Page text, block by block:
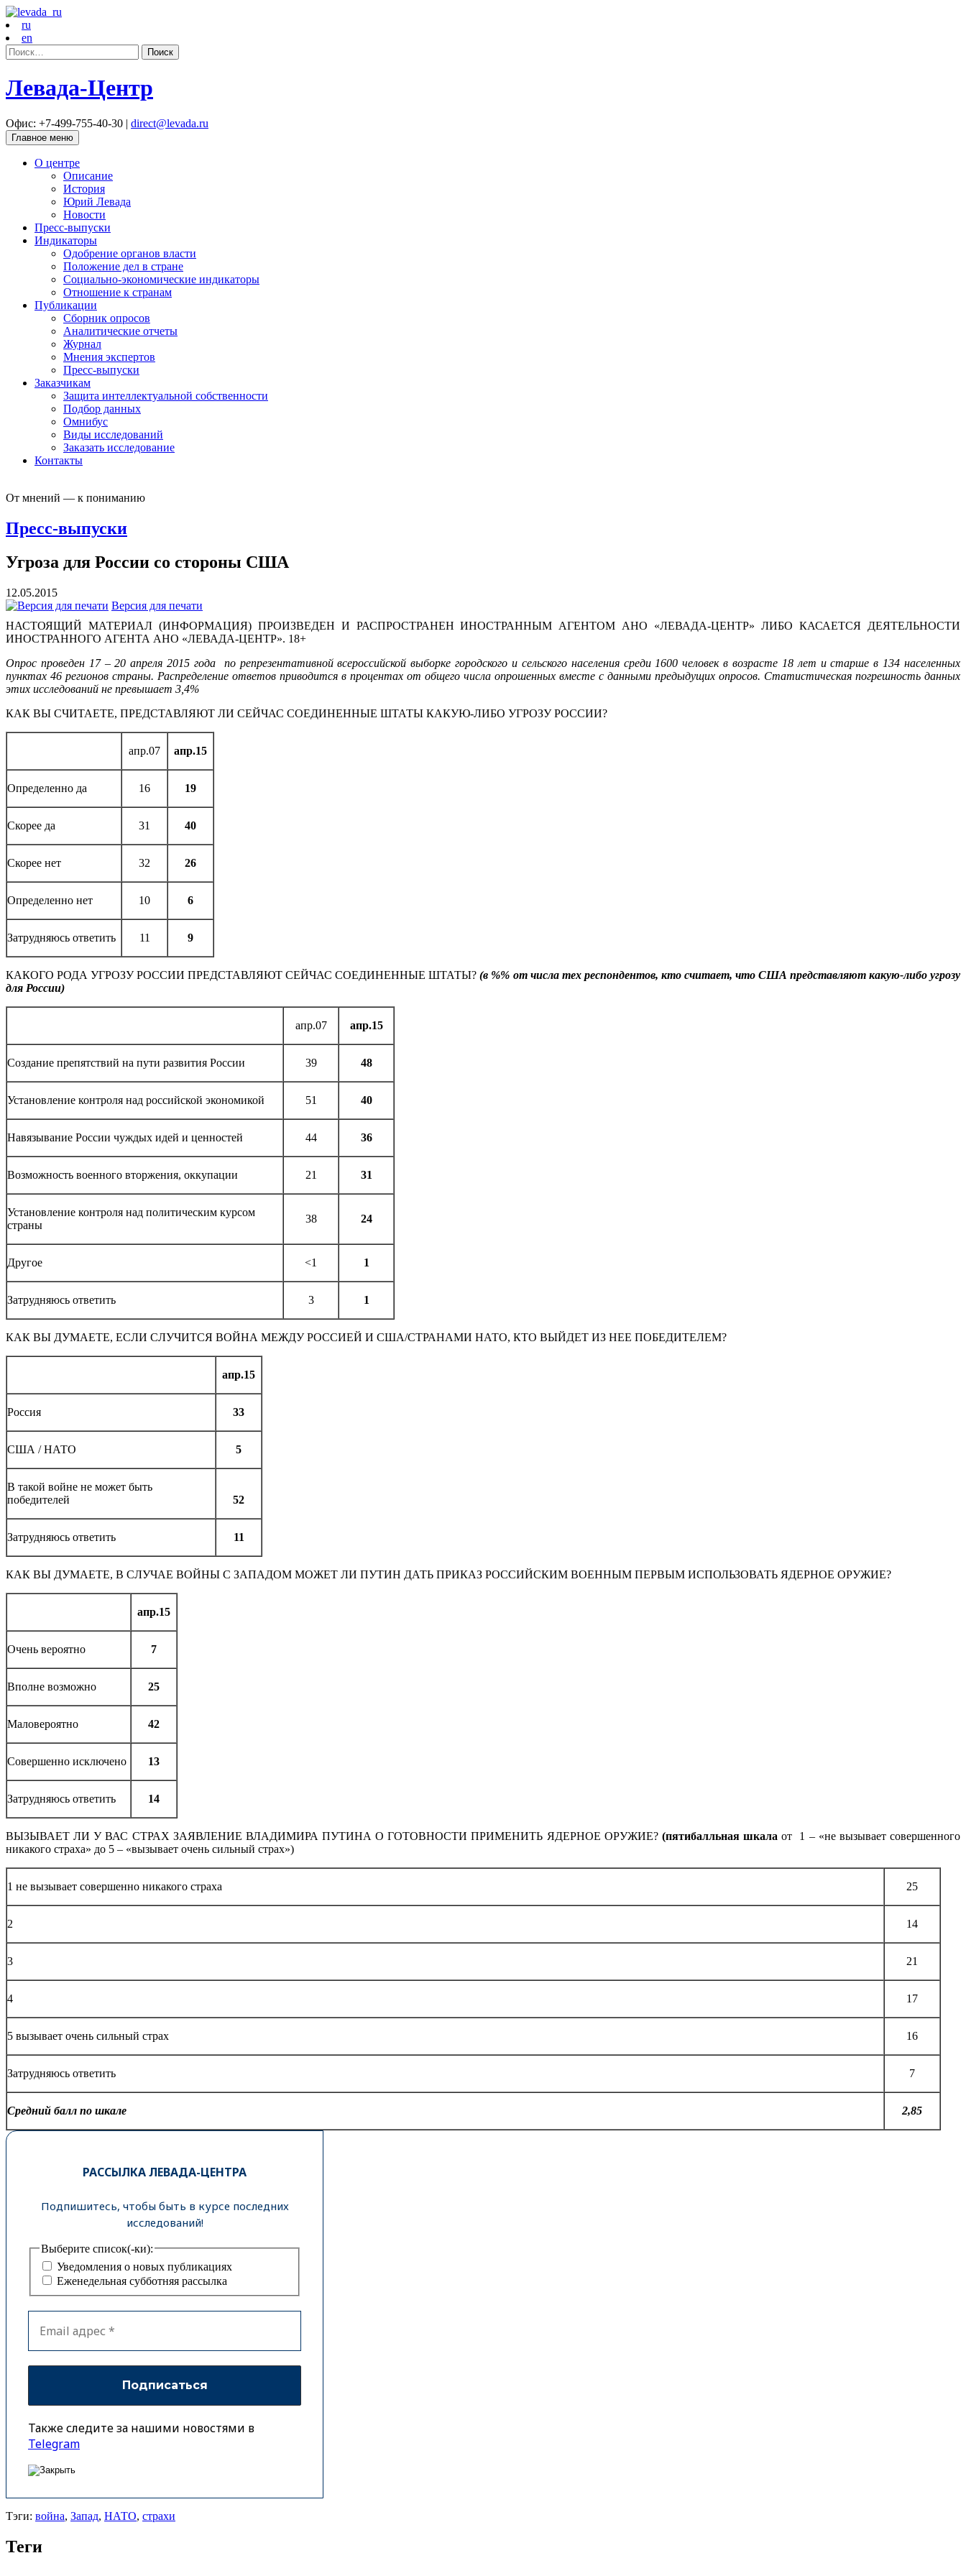
ru
en
Найти:
Левада-Центр
Офис: +7-499-755-40-30 | direct@levada.ru
Главное меню
О центре
Описание
История
Юрий Левада
Новости
Пресс-выпуски
Индикаторы
Одобрение органов власти
Положение дел в стране
Социально-экономические индикаторы
Отношение к странам
Публикации
Сборник опросов
Аналитические отчеты
Журнал
Мнения экспертов
Пресс-выпуски
Заказчикам
Защита интеллектуальной собственности
Подбор данных
Омнибус
Виды исследований
Заказать исследование
Контакты
От мнений — к пониманию
Пресс-выпуски
Угроза для России со стороны США
12.05.2015
Версия для печати
НАСТОЯЩИЙ МАТЕРИАЛ (ИНФОРМАЦИЯ) ПРОИЗВЕДЕН И РАСПРОСТРАНЕН ИНОСТРАННЫМ АГЕНТОМ АНО «ЛЕВАДА-ЦЕНТР» ЛИБО КАСАЕТСЯ ДЕЯТЕЛЬНОСТИ
ИНОСТРАННОГО АГЕНТА АНО «ЛЕВАДА-ЦЕНТР». 18+
Опрос проведен 17 – 20 апреля 2015 года по репрезентативной всероссийской выборке городского и сельского населения среди 1600 человек в возрасте 18 лет и старше в 134 населенных
пунктах 46 регионов страны. Распределение ответов приводится в процентах от общего числа опрошенных вместе с данными предыдущих опросов. Статистическая погрешность данных
этих исследований не превышает 3,4%
КАК ВЫ СЧИТАЕТЕ, ПРЕДСТАВЛЯЮТ ЛИ СЕЙЧАС СОЕДИНЕННЫЕ ШТАТЫ КАКУЮ-ЛИБО УГРОЗУ РОССИИ?
апр.07 апр.15
Определенно да 16 19
Скорее да 31 40
Скорее нет 32 26
Определенно нет 10 6
Затрудняюсь ответить 11 9
КАКОГО РОДА УГРОЗУ РОССИИ ПРЕДСТАВЛЯЮТ СЕЙЧАС СОЕДИНЕННЫЕ ШТАТЫ? (в %% от числа тех респондентов, кто считает, что США представляют какую-либо угрозу
для России)
апр.07 апр.15
Создание препятствий на пути развития России 39 48
Установление контроля над российской экономикой 51 40
Навязывание России чуждых идей и ценностей 44 36
Возможность военного вторжения, оккупации 21 31
Установление контроля над политическим курсом
страны
38 24
Другое <1 1
Затрудняюсь ответить 3 1
КАК ВЫ ДУМАЕТЕ, ЕСЛИ СЛУЧИТСЯ ВОЙНА МЕЖДУ РОССИЕЙ И США/СТРАНАМИ НАТО, КТО ВЫЙДЕТ ИЗ НЕЕ ПОБЕДИТЕЛЕМ?
апр.15
Россия 33
США / НАТО 5
В такой войне не может быть
победителей
52
Затрудняюсь ответить 11
КАК ВЫ ДУМАЕТЕ, В СЛУЧАЕ ВОЙНЫ С ЗАПАДОМ МОЖЕТ ЛИ ПУТИН ДАТЬ ПРИКАЗ РОССИЙСКИМ ВОЕННЫМ ПЕРВЫМ ИСПОЛЬЗОВАТЬ ЯДЕРНОЕ ОРУЖИЕ?
апр.15
Очень вероятно 7
Вполне возможно 25
Маловероятно 42
Совершенно исключено 13
Затрудняюсь ответить 14
ВЫЗЫВАЕТ ЛИ У ВАС СТРАХ ЗАЯВЛЕНИЕ ВЛАДИМИРА ПУТИНА О ГОТОВНОСТИ ПРИМЕНИТЬ ЯДЕРНОЕ ОРУЖИЕ?(пятибалльная шкала от 1 – «не вызывает совершенного
никакого страха» до 5 – «вызывает очень сильный страх»)
1 не вызывает совершенно никакого страха 25
2 14
3 21
4 17
5 вызывает очень сильный страх 16
Затрудняюсь ответить 7
Средний балл по шкале 2,85
РАССЫЛКА ЛЕВАДА-ЦЕНТРА
Подпишитесь, чтобы быть в курсе последних
исследований!
Выберите список(-ки):
Уведомления о новых публикациях
Еженедельная субботняя рассылка
Также следите за нашими новостями в
Telegram
Тэги: война, Запад, НАТО, страхи
Теги